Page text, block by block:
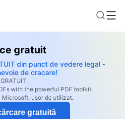
gratuit
din punct de vedere legal -
de cracare!
with the powerful PDF toolkit.
ușor de utilizat.
gratuită